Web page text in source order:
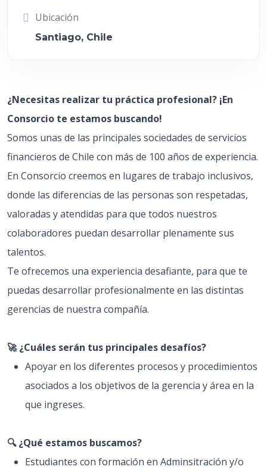
Ubicación
Santiago, Chile
¿Necesitas realizar tu práctica profesional? ¡En
Consorcio te estamos buscando!
Somos unas de las principales sociedades de servicios
financieros de Chile con más de 100 años de experiencia.
En Consorcio creemos en lugares de trabajo inclusivos,
donde las diferencias de las personas son respetadas,
valoradas y atendidas para que todos nuestros
colaboradores puedan desarrollar plenamente sus
talentos.
Te ofrecemos una experiencia desafiante, para que te
puedas desarrollar profesionalmente en las distintas
gerencias de nuestra compañía.
🚀 ¿Cuáles serán tus principales desafíos?
Apoyar en los diferentes procesos y procedimientos
asociados a los objetivos de la gerencia y área en la
que ingreses.
🔍 ¿Qué estamos buscamos?
Estudiantes con formación en Adminsitración y/o